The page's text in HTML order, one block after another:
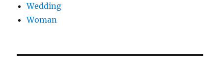
Wedding
Woman